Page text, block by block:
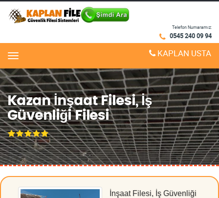
Telefon Numaramız:
0545 240 09 94
Menu KAPLAN USTA
Kazan İnşaat Filesi, İş
Güvenliği Filesi
İnşaat Filesi, İş Güvenliği